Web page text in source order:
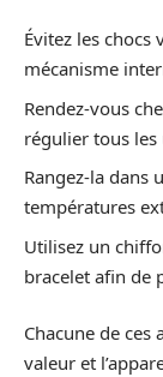
Évitez les
mécanisme
Rendez-vous
régulier tous les
Rangez-la dans
températures
Utilisez un
bracelet afin de
Chacune de
valeur et